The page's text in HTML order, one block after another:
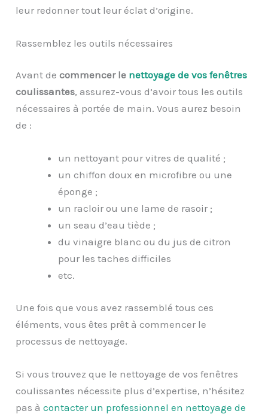
leur redonner tout leur éclat d’origine.
Rassemblez les outils nécessaires
Avant decommencer le nettoyage de vos fenêtres
coulissantes, assurez-vous d’avoir tous les outils
nécessaires à portée de main. Vous aurez besoin
de :
un nettoyant pour vitres de qualité ;
un chiffon doux en microfibre ou une
éponge ;
un racloir ou une lame de rasoir ;
un seau d’eau tiède ;
du vinaigre blanc ou du jus de citron
pour les taches difficiles
etc.
Une fois que vous avez rassemblé tous ces
éléments, vous êtes prêt à commencer le
processus de nettoyage.
Si vous trouvez que le nettoyage de vos fenêtres
coulissantes nécessite plus d’expertise, n’hésitez
pas àcontacter un professionnel en nettoyage de